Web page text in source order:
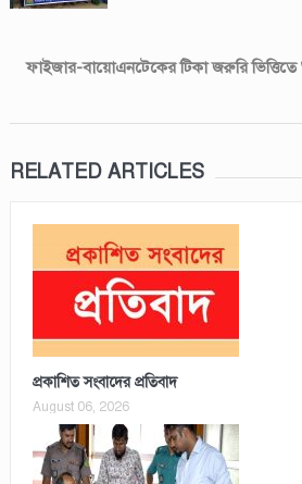
ফাইজার-বায়োএনটেকের টিকা জরুরি
RELATED ARTICLES
প্রকাশিত সংবাদের প্রতিবাদ
August 06, 2026